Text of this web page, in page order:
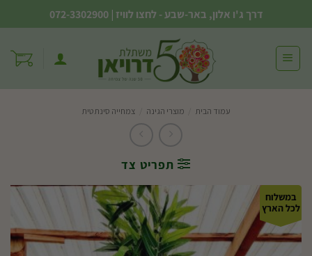
to
content
דרך ג'ו אלון, באר-שבע - לחצו לוויז |
072-3302900
עמוד הבית מוצרי הגינה צמחייה סינתטית
תפריט צד
במשלוח
לכל הארץ